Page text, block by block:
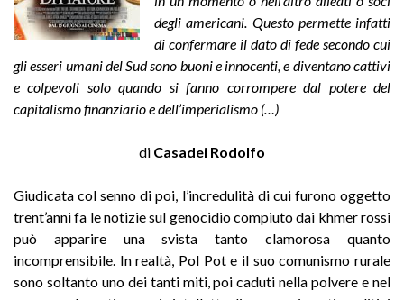
degli americani. Questo permette infatti
di confermare il dato di fede secondo cui
gli esseri umani del Sud sono buoni e innocenti, e diventano cattivi
e colpevoli solo quando si fanno corrompere dal potere del
capitalismo finanziario e dell’imperialismo (…)
di Casadei Rodolfo
Giudicata col senno di poi, l’incredulità di cui furono oggetto
trent’anni fa le notizie sul genocidio compiuto dai khmer rossi
può apparire una svista tanto clamorosa quanto
incomprensibile. In realtà, Pol Pot e il suo comunismo rurale
sono soltanto uno dei tanti miti, poi caduti nella polvere e nel